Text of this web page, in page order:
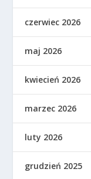
czerwiec 2026
maj 2026
kwiecień 2026
marzec 2026
luty 2026
grudzień 2025